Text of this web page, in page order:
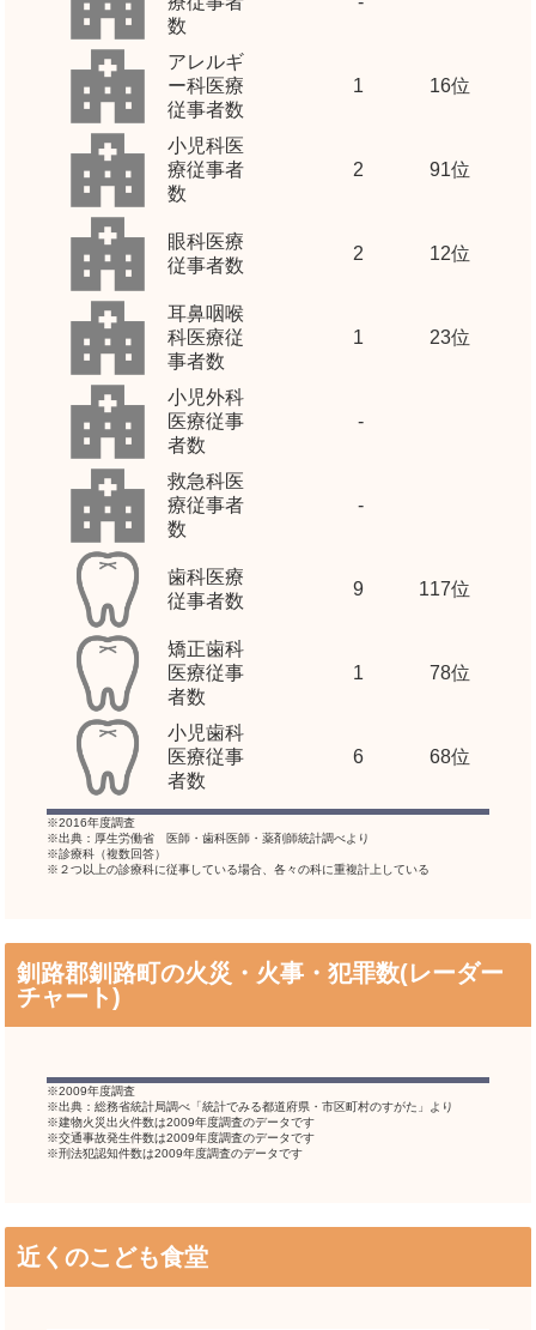
数
アレルギ
ー科医療
従事者数
1 16位
小児科医
療従事者
数
2 91位
眼科医療
従事者数
2 12位
耳鼻咽喉
科医療従
事者数
1 23位
小児外科
医療従事
者数
-
救急科医
療従事者
数
-
歯科医療
従事者数
9 117位
矯正歯科
医療従事
者数
1 78位
小児歯科
医療従事
者数
6 68位
※2016年度調査
※出典：厚生労働省 医師・歯科医師・薬剤師統計調べより
※診療科（複数回答）
※２つ以上の診療科に従事している場合、各々の科に重複計上している
釧路郡釧路町の火災・火事・犯罪数(レーダー
チャート)
※2009年度調査
※出典：総務省統計局調べ「統計でみる都道府県・市区町村のすがた」より
※建物火災出火件数は2009年度調査のデータです
※交通事故発生件数は2009年度調査のデータです
※刑法犯認知件数は2009年度調査のデータです
近くのこども食堂